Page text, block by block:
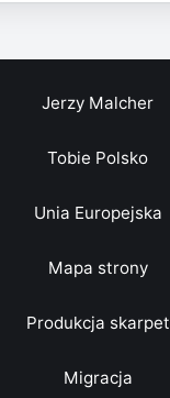
Jerzy Malcher
Tobie Polsko
Unia Europejska
Mapa strony
Produkcja skarpet
Migracja